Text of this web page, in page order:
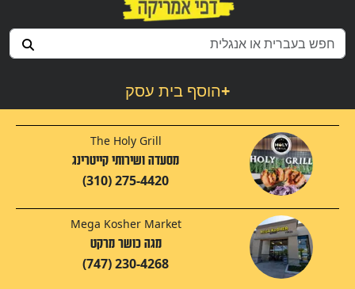
הוסף בית עסק+
The Holy Grill
מסעדה ושירותי קייטרינג
(310) 275-4420
Mega Kosher Market
מגה כושר מרקט
(747) 230-4268